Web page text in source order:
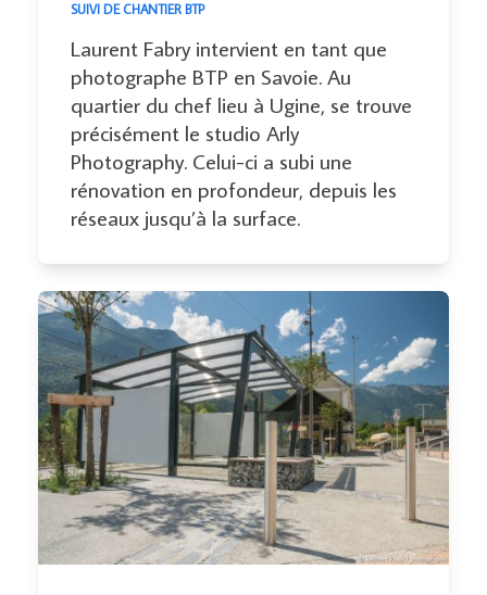
SUIVI DE CHANTIER BTP
Laurent Fabry intervient en tant que
photographe BTP en Savoie. Au
quartier du chef lieu à Ugine, se trouve
précisément le studio Arly
Photography. Celui-ci a subi une
rénovation en profondeur, depuis les
réseaux jusqu’à la surface.